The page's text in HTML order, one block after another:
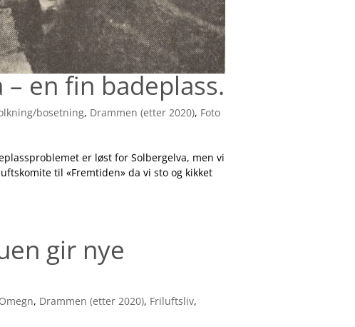
en fin badeplass.​
bosetning, Drammen (etter 2020), Foto
er løst for Solbergelva, men vi
til «Fremtiden» da vi sto og kikket
gir nye
, Drammen (etter 2020), Friluftsliv,